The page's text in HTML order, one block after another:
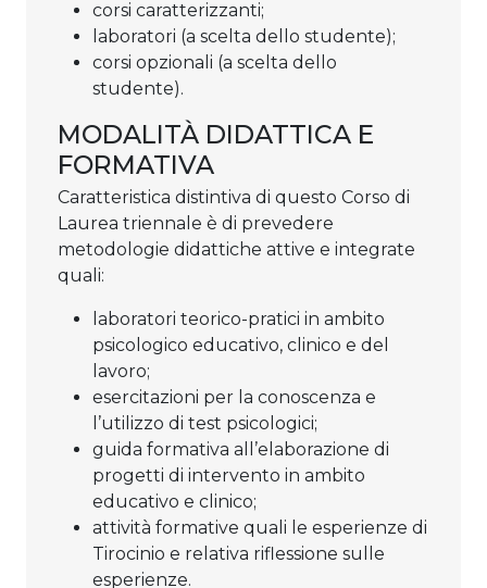
corsi caratterizzanti;
laboratori (a scelta dello studente);
corsi opzionali (a scelta dello
studente).
MODALITÀ DIDATTICA E
FORMATIVA
Caratteristica distintiva di questo Corso di
Laurea triennale è di prevedere
metodologie didattiche attive e integrate
quali:
laboratori teorico-pratici in ambito
psicologico educativo, clinico e del
lavoro;
esercitazioni per la conoscenza e
l’utilizzo di test psicologici;
guida formativa all’elaborazione di
progetti di intervento in ambito
educativo e clinico;
attività formative quali le esperienze di
Tirocinio e relativa riflessione sulle
esperienze.